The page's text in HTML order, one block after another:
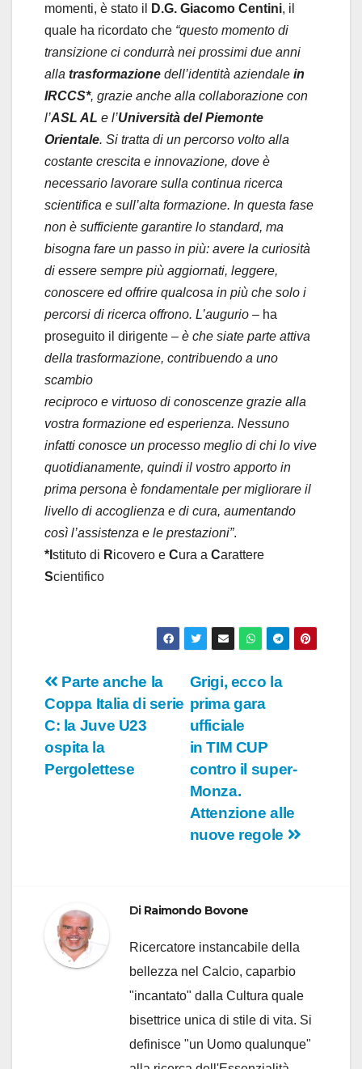
momenti, è stato il
D.G. Giacomo Centini, il
quale ha ricordato che “questo momento di
transizione ci condurrà nei prossimi due anni
alla trasformazione dell’identità aziendale in
IRCCS*, grazie anche alla collaborazione con
l’ASL AL e l’Università del Piemonte
Orientale. Si tratta di un percorso volto alla
costante crescita e innovazione, dove è
necessario lavorare sulla continua ricerca
scientifica e sull’alta formazione. In questa fase
non è sufficiente garantire lo standard, ma
bisogna fare un passo in più: avere la curiosità
di essere sempre più aggiornati, leggere,
conoscere ed offrire qualcosa in più che solo i
percorsi di ricerca offrono. L’augurio – ha
proseguito il dirigente – è che siate parte attiva
della trasformazione, contribuendo a uno
scambio
reciproco e virtuoso di conoscenze grazie alla
vostra formazione ed esperienza. Nessuno
infatti conosce un processo meglio di chi lo vive
quotidianamente, quindi il vostro apporto in
prima persona è fondamentale per migliorare il
livello di accoglienza e di cura, aumentando
così l’assistenza e le prestazioni”.
*I stituto di Ricovero e Cura a Carattere
Scientifico
Navigazione
articoli
Grigi, ecco la
prima gara
ufficiale
in TIM CUP
contro il super-
Monza.
Attenzione alle
nuove regole
Parte anche la
Coppa Italia di serie
C: la Juve U23
ospita la
Pergolettese
Di Raimondo Bovone
Ricercatore instancabile della
bellezza nel Calcio, caparbio
"incantato" dalla Cultura quale
bisettrice unica di stile di vita. Si
definisce "un Uomo qualunque"